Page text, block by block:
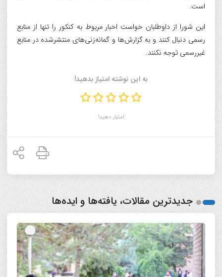
است.
این شورا از داوطلبان خواست اخبار مربوط به کنکور را تنها از منابع
رسمی دنبال کنند و به گزارش‌ها و گمانه‌زنی‌های منتشرشده در منابع
غیررسمی توجه نکنند.
به این نوشته امتیاز بدهید!
امتیاز دهید!
جدیدترین مقالات، یافته‌ها و ایده‌ها